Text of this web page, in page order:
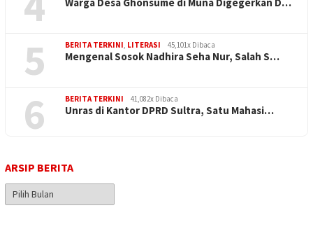
5 BERITA TERKINI, LITERASI 45,101x Dibaca
Mengenal Sosok Nadhira Seha Nur, Salah S…
6 BERITA TERKINI 41,082x Dibaca
Unras di Kantor DPRD Sultra, Satu Mahasi…
ARSIP BERITA
Arsip
Berita